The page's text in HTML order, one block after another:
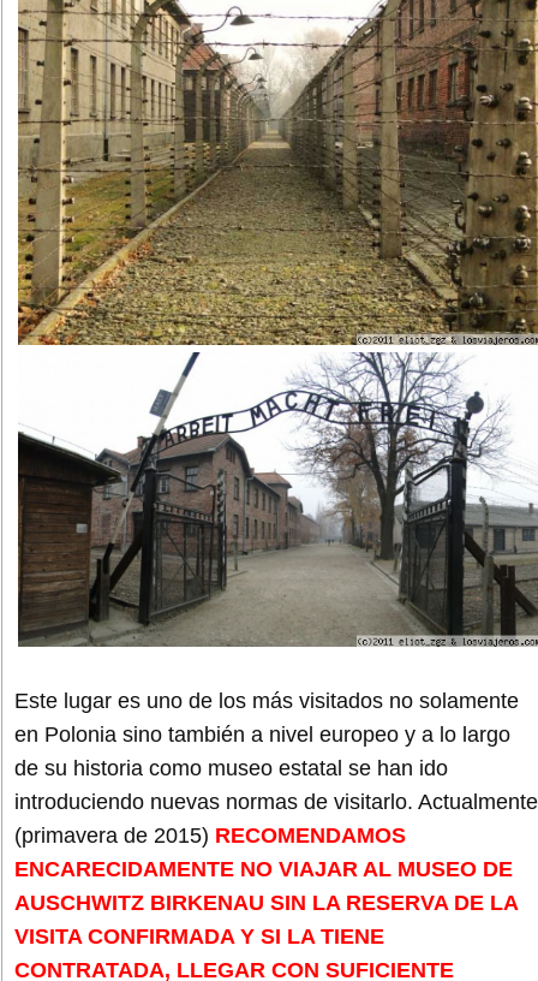
Este lugar es uno de los más visitados no solamente
en Polonia sino también a nivel europeo y a lo largo
de su historia como museo estatal se han ido
introduciendo nuevas normas de visitarlo. Actualmente
(primavera de 2015) RECOMENDAMOS
ENCARECIDAMENTE NO VIAJAR AL MUSEO DE
AUSCHWITZ BIRKENAU SIN LA RESERVA DE LA
VISITA CONFIRMADA Y SI LA TIENE
CONTRATADA, LLEGAR CON SUFICIENTE